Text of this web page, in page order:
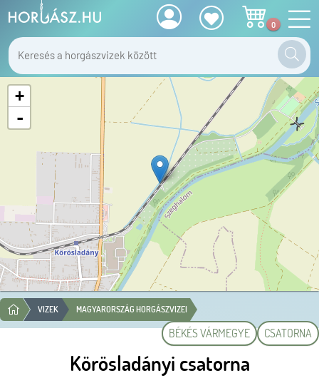
0
+
-
VIZEK MAGYARORSZÁG HORGÁSZVIZEI
BÉKÉS VÁRMEGYE CSATORNA
Körösladányi csatorna